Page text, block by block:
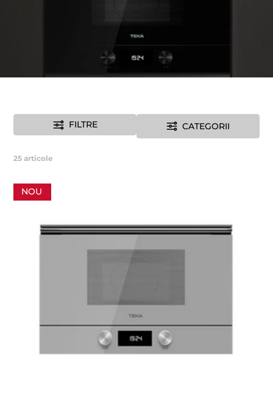
FILTRE CATEGORII
25 articole
NOU